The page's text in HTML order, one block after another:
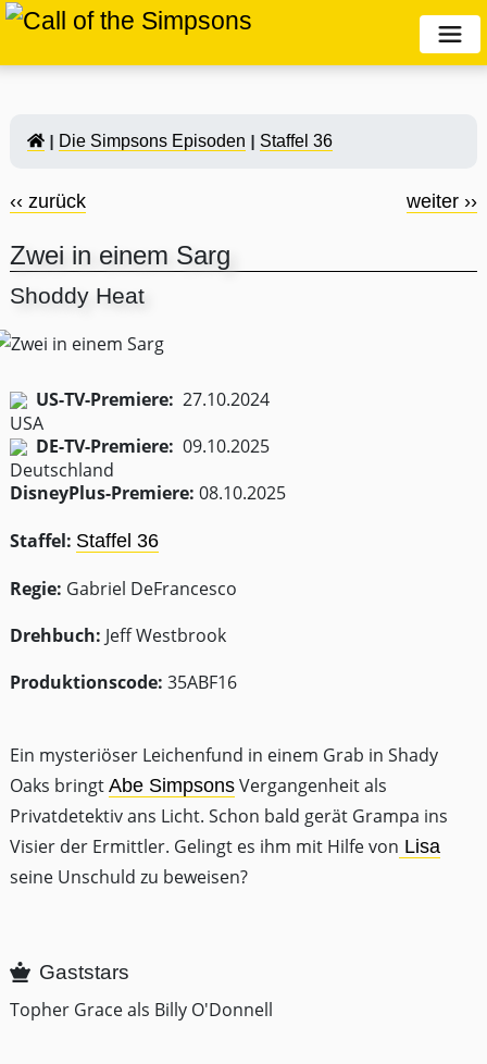
Die Simpsons Episoden Staffel 36
‹‹ zurück weiter ››
Zwei in einem Sarg
Shoddy Heat
US-TV-Premiere: 27.10.2024
DE-TV-Premiere: 09.10.2025
DisneyPlus-Premiere: 08.10.2025
Staffel: Staffel 36
Regie: Gabriel DeFrancesco
Drehbuch: Jeff Westbrook
Produktionscode: 35ABF16
Ein mysteriöser Leichenfund in einem Grab in Shady
Oaks bringt Abe Simpsons Vergangenheit als
Privatdetektiv ans Licht. Schon bald gerät Grampa ins
Visier der Ermittler. Gelingt es ihm mit Hilfe von Lisa
seine Unschuld zu beweisen?
Gaststars
Topher Grace als Billy O'Donnell